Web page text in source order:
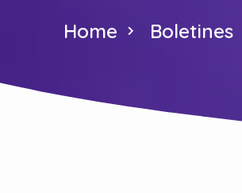
Home Boletines